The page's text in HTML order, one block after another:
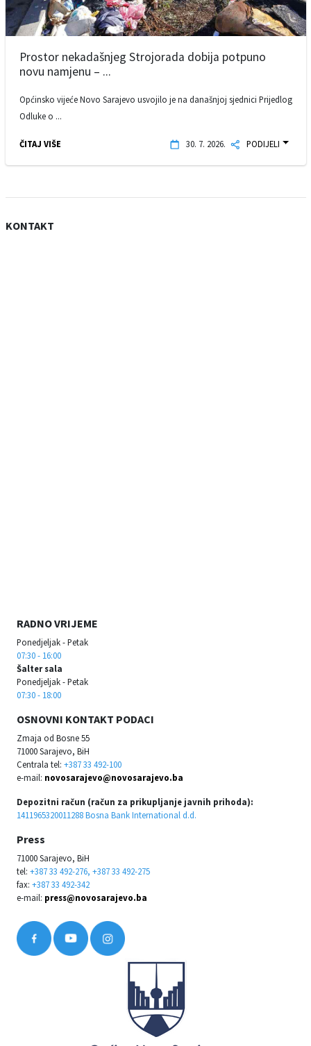
Prostor nekadašnjeg Strojorada dobija potpuno
novu namjenu – ...
Općinsko vijeće Novo Sarajevo usvojilo je na današnjoj sjednici Prijedlog
Odluke o ...
ČITAJ VIŠE 30. 7. 2026. PODIJELI
KONTAKT
RADNO VRIJEME
Ponedjeljak - Petak
07:30 - 16:00
Šalter sala
Ponedjeljak - Petak
07:30 - 18:00
OSNOVNI KONTAKT PODACI
Zmaja od Bosne 55
71000 Sarajevo, BiH
Centrala tel: +387 33 492-100
e-mail: novosarajevo@novosarajevo.ba
Depozitni račun (račun za prikupljanje javnih prihoda):
1411965320011288 Bosna Bank International d.d.
Press
71000 Sarajevo, BiH
tel: +387 33 492-276, +387 33 492-275
fax: +387 33 492-342
e-mail: press@novosarajevo.ba